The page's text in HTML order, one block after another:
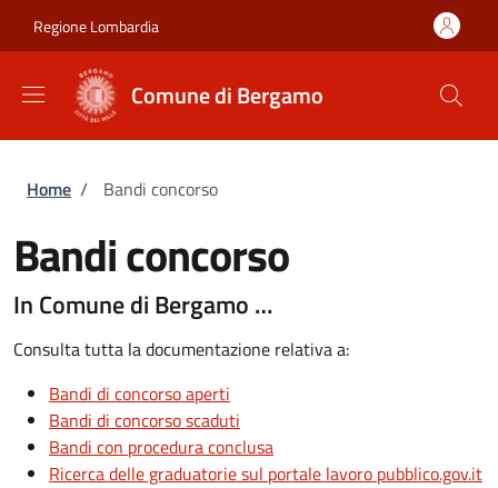
Regione Lombardia
Comune di Bergamo
Briciole di pane
Home / Bandi concorso
Bandi concorso
In Comune di Bergamo …
Consulta tutta la documentazione relativa a:
Bandi di concorso aperti
Bandi di concorso scaduti
Bandi con procedura conclusa
Ricerca delle graduatorie sul portale lavoro pubblico.gov.it